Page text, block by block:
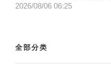
2026/08/06 06:25
全部分类